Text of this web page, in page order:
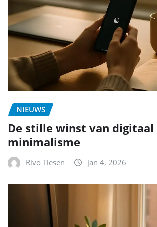
NIEUWS
De stille winst van digitaal
minimalisme
Rivo Tiesen jan 4, 2026